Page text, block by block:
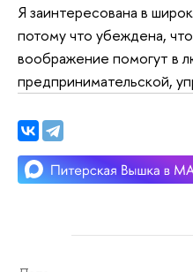
Я заинтересована в
потому что убеждена,
воображение помогут в
предпринимательской,